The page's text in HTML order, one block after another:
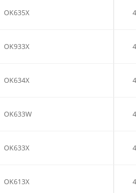
OK635X
OK933X
OK634X
OK633W
OK633X
OK613X